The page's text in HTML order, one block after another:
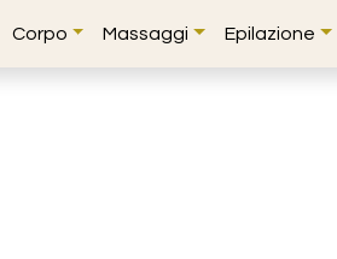
Corpo Massaggi Epilazione